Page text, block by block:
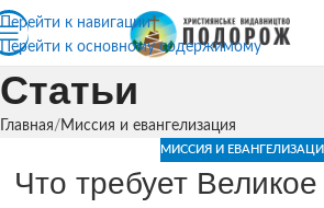
Перейти к навигации
Перейти к основному содержимому
Статьи
Главная Миссия и евангелизация
МИССИЯ И
Что требует